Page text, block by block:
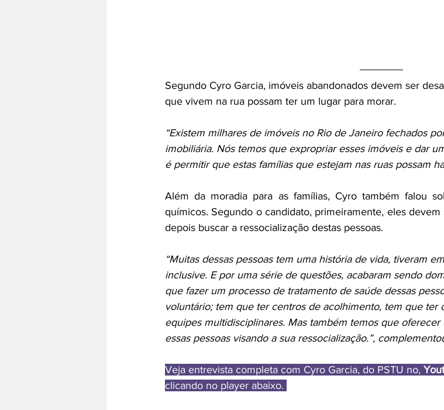
Segundo Cyro Garcia, imóveis abandonados devem ser
que vivem na rua possam ter um lugar para morar.
“Existem milhares de imóveis no Rio de Janeiro fechados
imobiliária. Nós temos que expropriar esses imóveis e dar
é permitir que estas famílias que estejam nas ruas possam
Além da moradia para as famílias, Cyro também falou
químicos. Segundo o candidato, primeiramente, eles
depois buscar a ressocialização destas pessoas.
“Muitas dessas pessoas tem uma história de vida, tiveram
inclusive. E por uma série de questões, acabaram sendo
que fazer um processo de tratamento de saúde dessas
voluntário; tem que ter centros de acolhimento, tem que ter
equipes multidisciplinares. Mas também temos que
essas pessoas visando a sua ressocialização.”,
Veja entrevista completa com Cyro Garcia, do PSTU no,
clicando no player abaixo.